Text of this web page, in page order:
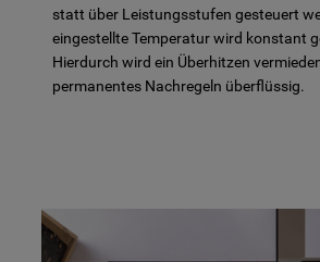
statt über Leistungsstufen gesteuert
eingestellte Temperatur wird konstant
Hierdurch wird ein Überhitzen
permanentes Nachregeln überflüssig.